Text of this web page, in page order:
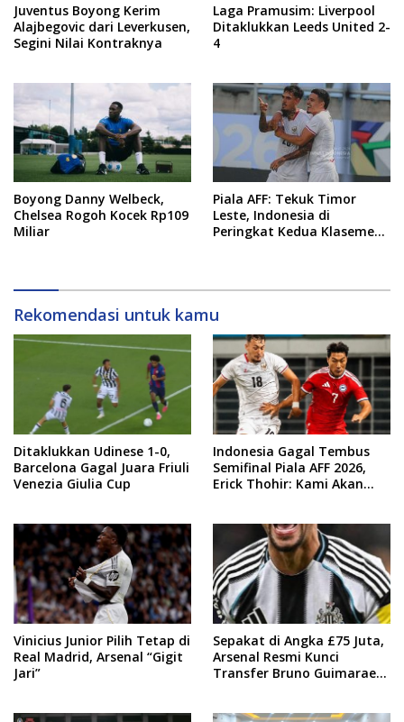
Juventus Boyong Kerim
Alajbegovic dari Leverkusen,
Segini Nilai Kontraknya
Laga Pramusim: Liverpool
Ditaklukkan Leeds United 2-
4
Boyong Danny Welbeck,
Chelsea Rogoh Kocek Rp109
Miliar
Piala AFF: Tekuk Timor
Leste, Indonesia di
Peringkat Kedua Klasemen
Rekomendasi untuk kamu
Ditaklukkan Udinese 1-0,
Barcelona Gagal Juara Friuli
Venezia Giulia Cup
Indonesia Gagal Tembus
Semifinal Piala AFF 2026,
Erick Thohir: Kami Akan
Vinicius Junior Pilih Tetap di
Real Madrid, Arsenal “Gigit
Jari”
Sepakat di Angka £75 Juta,
Arsenal Resmi Kunci
Transfer Bruno Guimaraes